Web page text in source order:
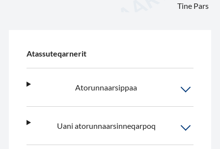
Tine Pars
Atassuteqarnerit
Atorunnaarsippaa
Uani atorunnaarsinneqarpoq